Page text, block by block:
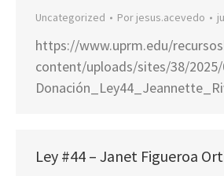
Uncategorized Por jesus.acevedo
https://www.uprm.edu/
content/uploads/sites/38/
Ley #44 – Janet Figueroa